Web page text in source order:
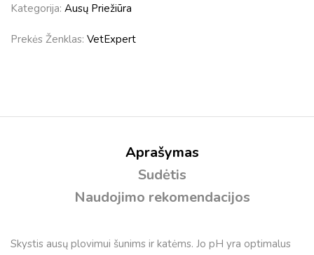
Kategorija: Ausų Priežiūra
Prekės Ženklas: VetExpert
Aprašymas
Sudėtis
Naudojimo rekomendacijos
Skystis ausų plovimui šunims ir katėms. Jo pH yra optimalus